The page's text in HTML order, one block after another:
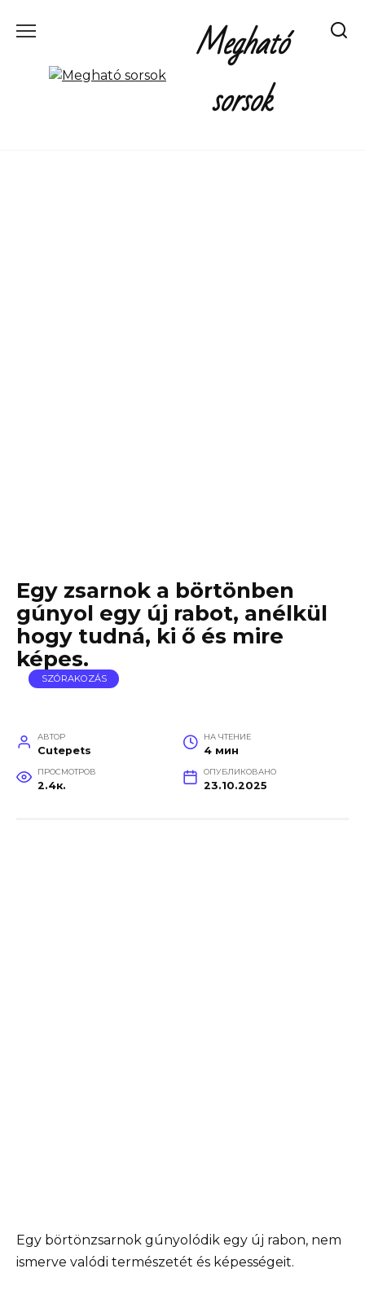
Megható
sorsok
Egy zsarnok a börtönben
gúnyol egy új rabot, anélkül
hogy tudná, ki ő és mire
képes.
SZÓRAKOZÁS
АВТОР
Cutepets
НА ЧТЕНИЕ
4 мин
ПРОСМОТРОВ
2.4к.
ОПУБЛИКОВАНО
23.10.2025
Egy börtönzsarnok gúnyolódik egy új rabon, nem
ismerve valódi természetét és képességeit.